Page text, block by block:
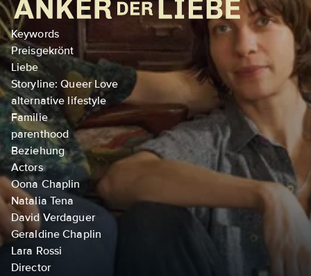
Keywords
Preisgekrönt
Liebe
Storyline: Queer Love
alternative lifestyle
Familie
parenthood
Beziehung
Actors
Oona Chaplin
Natalia Tena
David Verdaguer
Geraldine Chaplin
Lara Rossi
Director